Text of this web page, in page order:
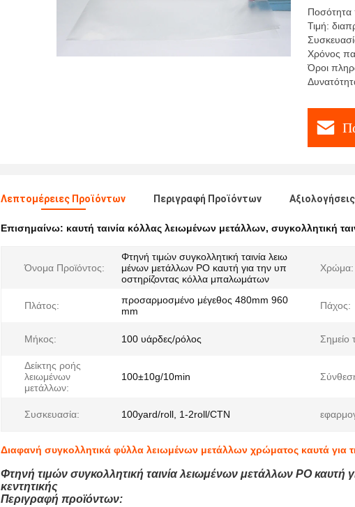
Ποσότητα
Τιμή:
Χρόνος
Όροι
Λεπτομέρειες Προϊόντων Περιγραφή Προϊόντων
Επισημαίνω: καυτή ταινία κόλλας λειωμένων μετάλλων, συγκολλητική
Όνομα Προϊόντος:
Φτηνή τιμών συγκολλητική ταινία λειω
μένων μετάλλων PO καυτή για την υπ
οστηρίζοντας κόλλα μπαλωμάτων
Χρώμα:
Πλάτος:
προσαρμοσμένο μέγεθος 480mm 960
mm
Πάχος:
Μήκος: 100 υάρδες/ρόλος Σημείο
Δείκτης ροής
λειωμένων
μετάλλων:
100±10g/10min
Συσκευασία: 100yard/roll, 1-2roll/CTN
Διαφανή συγκολλητικά φύλλα λειωμένων μετάλλων χρώματος καυτά για
Φτηνή τιμών συγκολλητική ταινία λειωμένων μετάλλων PO
κεντητικής
Περιγραφή προϊόντων: